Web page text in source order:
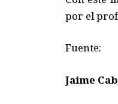
por el
Fuente:
Jaime